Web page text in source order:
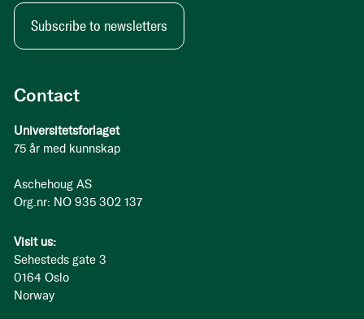
Contact
Universitetsforlaget
75 år med kunnskap
Aschehoug AS
Org.nr: NO 935 302 137
Visit us:
Sehesteds gate 3
0164 Oslo
Norway
Subscribe to newsletters